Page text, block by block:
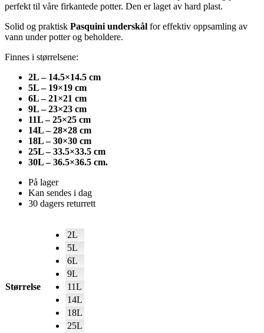
35 NOK
perfekt til våre firkantede potter. Den er laget av hard plast.
Solid og praktisk Pasquini underskål for effektiv oppsamling av
vann under potter og beholdere.
Finnes i størrelsene:
2L – 14.5×14.5 cm
5L – 19×19 cm
6L – 21×21 cm
9L – 23×23 cm
11L – 25×25 cm
14L – 28×28 cm
18L – 30×30 cm
25L – 33.5×33.5 cm
30L – 36.5×36.5 cm.
På lager
Kan sendes i dag
30 dagers returrett
Størrelse
2L
5L
6L
9L
11L
14L
18L
25L